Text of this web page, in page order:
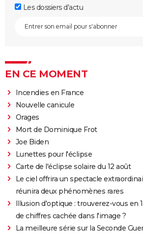
Les dossiers d'actu
EN CE MOMENT
Incendies en France
Nouvelle canicule
Orages
Mort de Dominique Frot
Joe Biden
Lunettes pour l'éclipse
Carte de l'éclipse solaire du 12 août
Le ciel offrira un spectacle
réunira deux phénomènes rares
Illusion d'optique : trouverez-vous en
de chiffres cachée dans l'image ?
La meilleure série sur la Seconde